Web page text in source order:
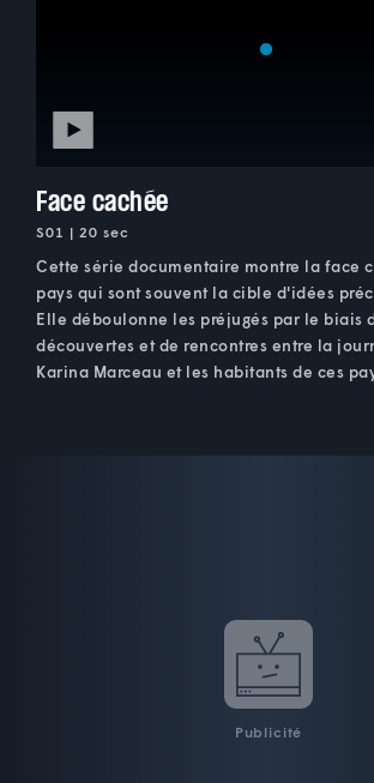
Face cachée
S01 | 20 sec
Cette série documentaire montre la face
pays qui sont souvent la cible d'idées
Elle déboulonne les préjugés par le biais
découvertes et de rencontres entre la
Karina Marceau et les habitants de ces
Publicité